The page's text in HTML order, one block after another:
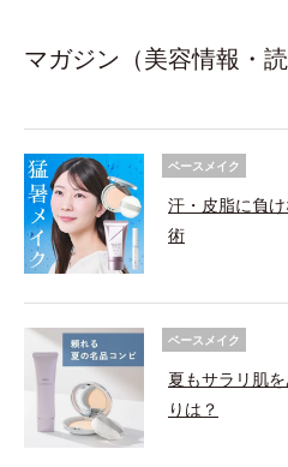
マガジン（美容情報・読
ベースメイク
汗・皮脂に負
術
ベースメイク
夏もサラリ肌
りは？